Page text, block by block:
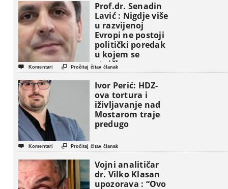
Prof.dr. Senadin
Lavić : Nigdje više
u razvijenoj
Evropi ne postoji
politički poredak
u kojem se
etničke grupe
pojavljuju kao
osnovne
političke jedinice
 Komentari  Pročitaj čitav članak
Ivor Perić: HDZ-
ova tortura i
iživljavanje nad
Mostarom traje
predugo
 Komentari  Pročitaj čitav članak
Vojni analitičar
dr. Vilko Klasan
upozorava : “Ovo